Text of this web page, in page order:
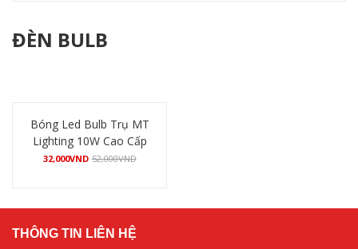
ĐÈN BULB
Bóng Led Bulb Trụ MT
Lighting 10W Cao Cấp
32,000VND 52,000VND
THÔNG TIN LIÊN HỆ